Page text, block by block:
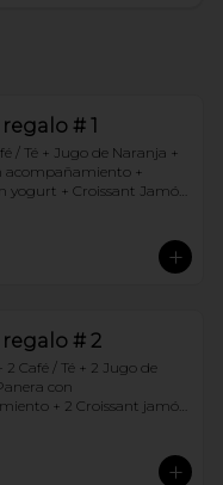
# 1
/ Té + Jugo de Naranja +
acompañamiento +
yogurt + Croissant Jamón
# 2
2 Café / Té + 2 Jugo de
con
+ 2 Croissant jamón